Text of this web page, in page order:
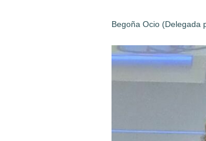
Begoña Ocio (Delegada